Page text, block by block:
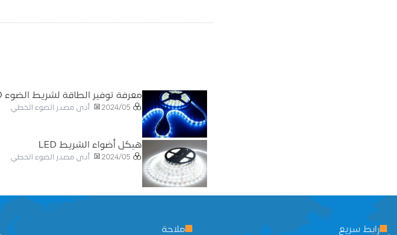
معرفة توفير الطاقة لشريط الضوء LED
2024/05 أدى مصدر الضوء الخطي
هيكل أضواء الشريط LED
2024/05 أدى مصدر الضوء الخطي
رابط سريع
ملاحة